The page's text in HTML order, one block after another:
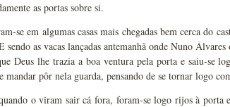
as portas sobre si.
se em algumas casas mais chegadas bem cerca do
as vacas lançadas antemanhã onde Nuno
Deus lhe trazia a boa ventura pela porta e saiu-se
mandar pôr nela guarda, pensando de se tornar logo
o viram sair cá fora, foram-se logo rijos à porta